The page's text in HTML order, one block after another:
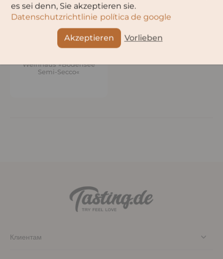
Weinhaus »Bodensee
Semi-Secco«
Клиентам
es sei denn, Sie akzeptieren sie.
Datenschutzrichtlinie política de google
Akzeptieren Vorlieben